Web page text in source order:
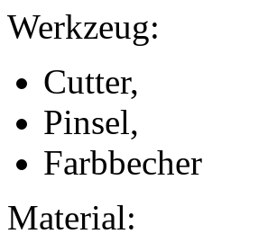
Werkzeug:
Cutter,
Pinsel,
Farbbecher
Material: